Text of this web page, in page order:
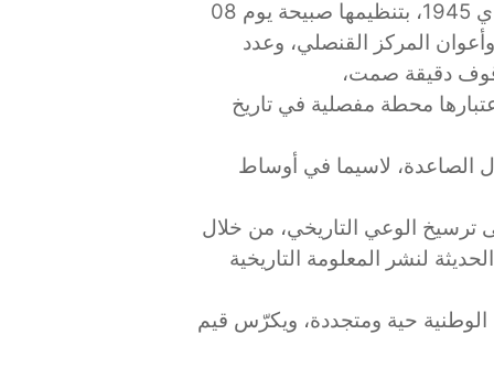
أحيت القنصلية العامة للجزائر بلندن اليوم الوطني للذاكرة المخلد للذكرى الـواحدة والثمانين (81) لمجازر الثامن ماي 1945، بتنظيمها صبيحة يوم 08
المركز القنصلي، وعدد
دقيقة صمت،
بالمناسبة أبرز السيد القنصل العام الأهمية البالغة التي تكتسيها ذكرى مجازر الثامن ماي 1945، باعتبارها محطة مفصلية في تاريخ
الصاعدة، لاسيما في أوساط
ترسيخ الوعي التاريخي، من خلال
لنشر المعلومة التاريخية
حية ومتجددة، ويكرّس قيم